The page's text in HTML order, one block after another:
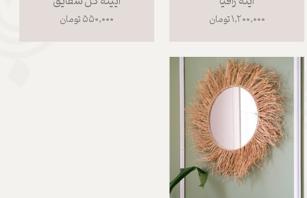
۱,۲۰۰,۰۰۰ تومان ۵۵۰,۰۰۰ تومان